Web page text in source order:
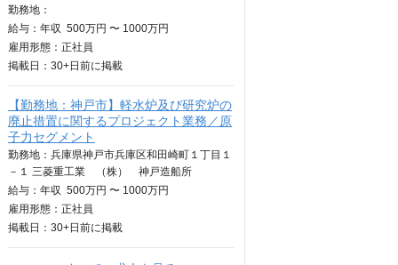
勤務地：
給与： 年収 500万円 〜 1000万円
雇用形態：正社員
掲載日： 30+日 前に掲載
【勤務地：神戸市】軽水炉及び研究炉の
廃止措置に関するプロジェクト業務／原
子力セグメント
勤務地：兵庫県神戸市兵庫区和田崎町１丁目１
－１ 三菱重工業 （株） 神戸造船所
給与： 年収 500万円 〜 1000万円
雇用形態：正社員
掲載日： 30+日 前に掲載